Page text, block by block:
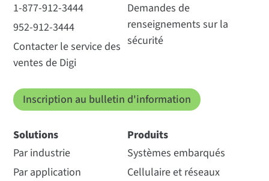
1-877-912-3444
952-912-3444
Contacter le service des
ventes de Digi
Demandes de
renseignements sur la
sécurité
Inscription au bulletin d'information
Solutions
Par industrie
Par application
Produits
Systèmes embarqués
Cellulaire et réseaux